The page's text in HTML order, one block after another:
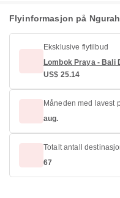
Flyinformasjon på
Eksklusive flytilbud
Lombok Praya - Bali
US$ 25.14
Måneden med lavest
aug.
Totalt antall
67